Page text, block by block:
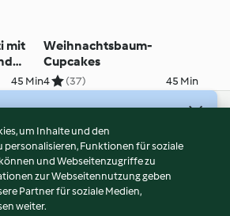
mit
45 Min
Weihnachtsbaum-
Cupcakes
4 (37) 45 Min
um Inhalte und den
personalisieren, Funktionen für soziale
und Webseitenzugriffe zu
zur Webseitennutzung geben
Partner für soziale Medien,
weiter.